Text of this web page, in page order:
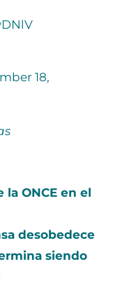
18,
ONCE en el
desobedece
siendo